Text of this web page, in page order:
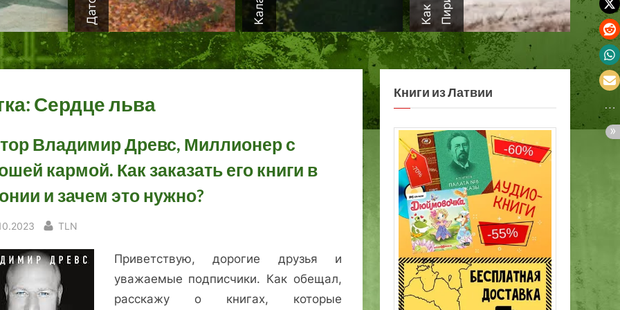
Сердце льва
Владимир Древс, Миллионер с
кармой. Как заказать его книги в
и зачем это нужно?
By
TLN
Приветствую, дорогие друзья и
уважаемые подписчики. Как обещал,
расскажу о книгах, которые
Книги из Латвии